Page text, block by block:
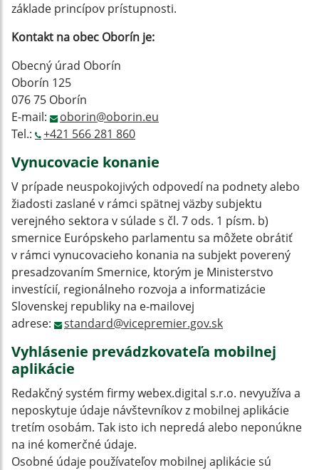
základe princípov prístupnosti.
Kontakt na obec Oborín je:
Obecný úrad Oborín
Oborín 125
076 75 Oborín
E-mail:
oborin@oborin.eu
Tel.:
+421 566 281 860
Vynucovacie konanie
V prípade neuspokojivých odpovedí na podnety alebo
žiadosti zaslané v rámci spätnej väzby subjektu
verejného sektora v súlade s čl. 7 ods. 1 písm. b)
smernice Európskeho parlamentu sa môžete obrátiť
v rámci vynucovacieho konania na subjekt poverený
presadzovaním Smernice, ktorým je Ministerstvo
investícií, regionálneho rozvoja a informatizácie
Slovenskej republiky na e-mailovej
adrese:
standard@vicepremier.gov.sk
Vyhlásenie prevádzkovateľa mobilnej
aplikácie
Redakčný systém firmy webex.digital s.r.o. nevyužíva a
neposkytuje údaje návštevníkov z mobilnej aplikácie
tretím osobám. Tak isto ich nepredá alebo neponúkne
na iné komerčné údaje.
Osobné údaje používateľov mobilnej aplikácie sú